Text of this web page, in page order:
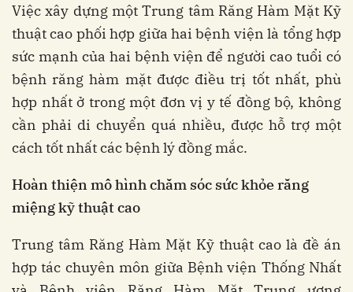
Việc xây dựng một Trung tâm Răng Hàm Mặt Kỹ
thuật cao phối hợp giữa hai bệnh viện là tổng hợp
sức mạnh của hai bệnh viện để người cao tuổi có
bệnh răng hàm mặt được điều trị tốt nhất, phù
hợp nhất ở trong một đơn vị y tế đồng bộ, không
cần phải di chuyển quá nhiều, được hỗ trợ một
cách tốt nhất các bệnh lý đồng mắc.
Hoàn thiện mô hình chăm sóc sức khỏe răng
miệng kỹ thuật cao
Trung tâm Răng Hàm Mặt Kỹ thuật cao là đề án
hợp tác chuyên môn giữa Bệnh viện Thống Nhất